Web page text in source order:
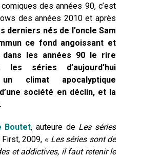
des années 90, c’est
des années 2010 et après
derniers nés de l’oncle Sam
ce fond angoissant et
dans les années 90 le rire
les séries d’aujourd’hui
climat apocalyptique
société en déclin, et la
Boutet, auteure de Les séries
First, 2009, « Les séries sont de
et addictives, il faut retenir le